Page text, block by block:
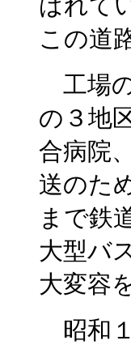
この道
工場
の３地
合病院
送のた
まで鉄
大型バ
大変容
昭和